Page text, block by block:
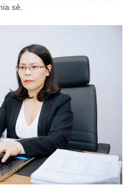
sẻ.